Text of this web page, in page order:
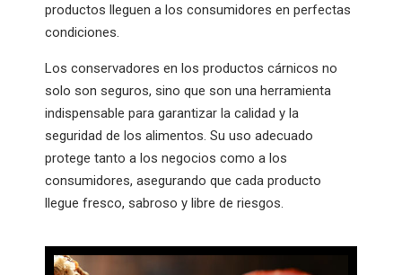
productos lleguen a los consumidores en perfectas
condiciones.
Los conservadores en los productos cárnicos no
solo son seguros, sino que son una herramienta
indispensable para garantizar la calidad y la
seguridad de los alimentos. Su uso adecuado
protege tanto a los negocios como a los
consumidores, asegurando que cada producto
llegue fresco, sabroso y libre de riesgos.